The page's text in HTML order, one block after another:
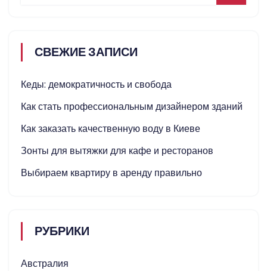
СВЕЖИЕ ЗАПИСИ
Кеды: демократичность и свобода
Как стать профессиональным дизайнером зданий
Как заказать качественную воду в Киеве
Зонты для вытяжки для кафе и ресторанов
Выбираем квартиру в аренду правильно
РУБРИКИ
Австралия